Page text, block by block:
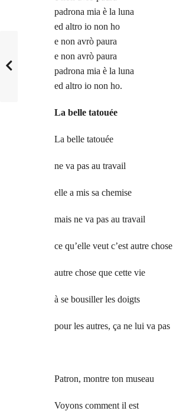
padrona mia è la luna
ed altro io non ho
e non avrò paura
e non avrò paura
padrona mia è la luna
ed altro io non ho.
La belle tatouée
La belle tatouée
ne va pas au travail
elle a mis sa chemise
mais ne va pas au travail
ce qu’elle veut c’est autre chose
autre chose que cette vie
à se bousiller les doigts
pour les autres, ça ne lui va pas
Patron, montre ton museau
Voyons comment il est